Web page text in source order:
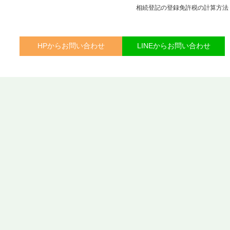
相続登記の登録免許税の計算方法
HPからお問い合わせ LINEからお問い合わせ